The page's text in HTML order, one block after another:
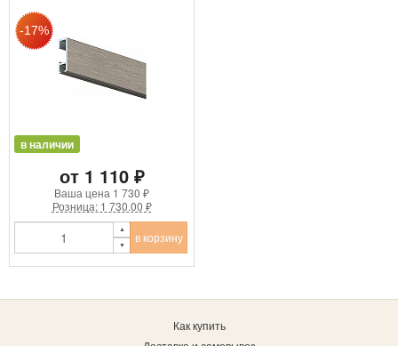
в наличии
от 1 110 ₽
Ваша цена 1 730 ₽
Розница: 1 730.00 ₽
в корзину
Как купить